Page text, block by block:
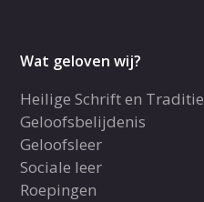
Wat geloven wij?
Heilige Schrift en Traditie
Geloofsbelijdenis
Geloofsleer
Sociale leer
Roepingen